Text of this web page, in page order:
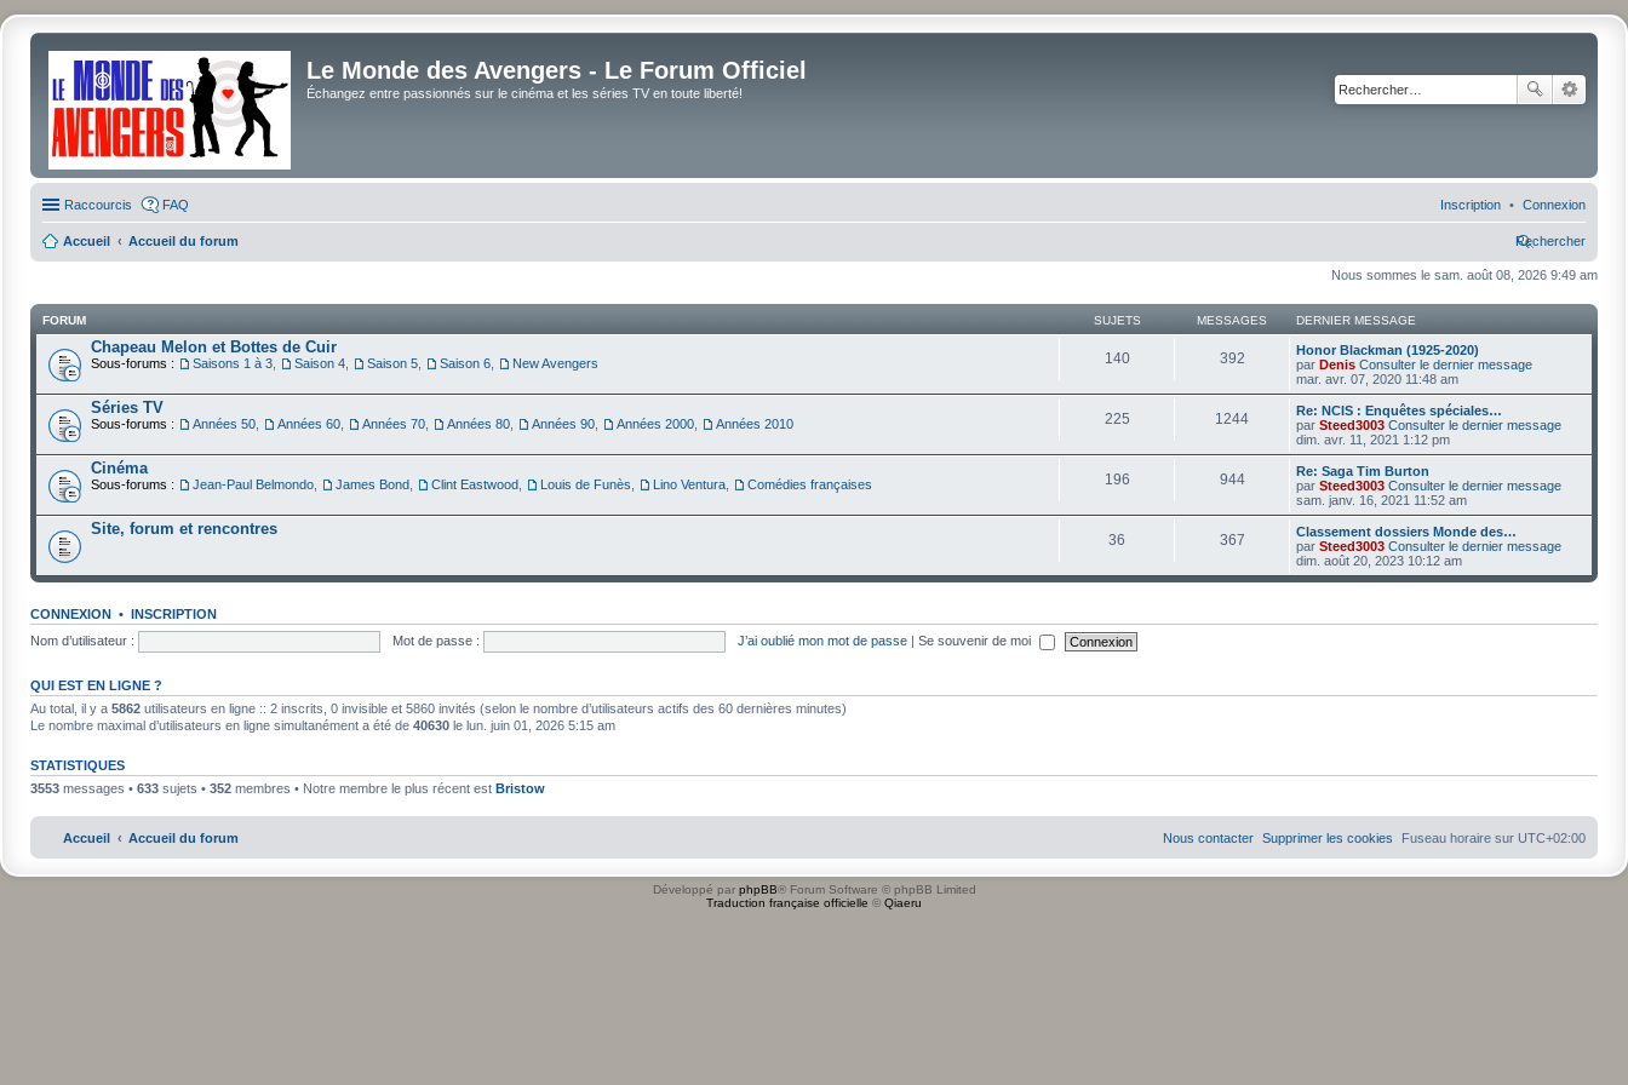
Le Monde des Avengers - Le Forum Officiel
Échangez entre passionnés sur le cinéma et les séries TV en toute liberté!
Raccourcis FAQ Connexion
Inscription
Accueil Accueil du forum Rechercher
Nous sommes le sam. août 08, 2026 9:49 am
FORUM SUJETS MESSAGES DERNIER MESSAGE
Chapeau Melon et Bottes de Cuir
Sous-forums : Saisons 1 à 3 Saison 4 Saison 5 Saison 6 New Avengers 140 392
Honor Blackman (1925-2020)
par Denis Consulter le dernier message
mar. avr. 07, 2020 11:48 am
Séries TV
Sous-forums : Années 50 Années 60 Années 70 Années 80 Années 90 Années 2000 Années 2010 225 1244
Re: NCIS : Enquêtes spéciales…
par Steed3003 Consulter le dernier message
dim. avr. 11, 2021 1:12 pm
Cinéma
Sous-forums : Jean-Paul Belmondo James Bond Clint Eastwood Louis de Funès Lino Ventura Comédies françaises 196 944
Re: Saga Tim Burton
par Steed3003 Consulter le dernier message
sam. janv. 16, 2021 11:52 am
Site, forum et rencontres
36 367
Classement dossiers Monde des…
par Steed3003 Consulter le dernier message
dim. août 20, 2023 10:12 am
CONNEXION • INSCRIPTION
Nom d’utilisateur :
Mot de passe : J’ai oublié mon mot de passe | Se souvenir de moi
QUI EST EN LIGNE ?
Au total, il y a 5862 utilisateurs en ligne :: 2 inscrits, 0 invisible et 5860 invités (selon le nombre d’utilisateurs actifs des 60 dernières minutes)
Le nombre maximal d’utilisateurs en ligne simultanément a été de 40630 le lun. juin 01, 2026 5:15 am
STATISTIQUES
3553 messages • 633 sujets • 352 membres • Notre membre le plus récent est Bristow
Accueil Accueil du forum Fuseau horaire sur UTC+02:00
Supprimer les cookies
Nous contacter
Développé par phpBB® Forum Software © phpBB Limited
Traduction française officielle © Qiaeru